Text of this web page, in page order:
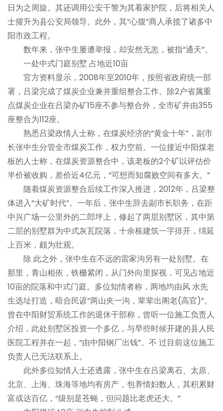
日为之周旋。其还调用公安干警为其看家护院，后将相关人
士擢升为县公安局领导。此外，其“心腹”商人承揽了诸多中
阳市政工程。
数年来，张中生屡遭举报，却安然无恙，被指“通天”。
一处中式门庭别墅 占地近10亩
官方资料显示，2008年至2010年，按照省政府统一部
署，吕梁完成了煤炭企业兼并重组整合工作。除2户省属重
点煤炭企业在吕梁办矿15座不参与整合外，全市矿井由355
座整合为112座。
熟悉吕梁政情人士称，在煤炭经济的“黄金十年”，副市
长张中生分管全市煤炭工作，权力空前。一位接近中阳煤老
板的人士称，在煤炭资源整合中，该老板的2个矿以评估价
半价被收购，差价近4亿元，“可想而知腐败空间有多大。”
随着煤炭资源整合后续工作深入推进，2012年，吕梁整
体进入“大矿时代”。一年后，张中生辞去副市长职务，在距
中兴广场一公里外的二郎坪上，修起了两层别墅区，其中第
二层的别墅群为中式灰瓦院落，十余栋建筑一字排开，绵延
上百米，颇为壮观。
除 此之外，张中生在不远的雷家沟另有一处别墅。在
那里，青山相依，铁栅紧闭，从门外向里探视，可见占地近
10亩的院落和中式门庭。多位知情者称，两地均由风 水先
生选址打造，暗合民谚“两山夹一沟，辈辈出阁老(高官)”。
曾在中阳财贸系统工作的退休干部称，曾听一位施工负责人
介绍，此处别墅区投资一个多亿，与早些时候开建的县人民
医院工程并在一起，“由中阳钢厂出钱”。不 过目前这位施工
负责人已无法联系上。
此外多位知情人士还透露，张中生在吕梁离石、太原、
北京、上海、珠海等地均有房产，包养情妇数人，其积累财
富或达百亿，“级别是苍蝇，但问题比老虎还大。”